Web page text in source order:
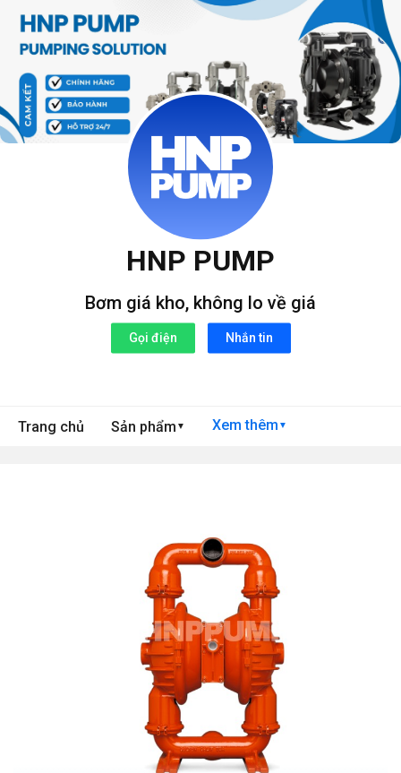
qua
dung
HNP PUMP
Bơm giá kho, không lo về giá
Gọi điện Nhắn tin
Trang chủ Sản phẩm ▼ Xem thêm ▼